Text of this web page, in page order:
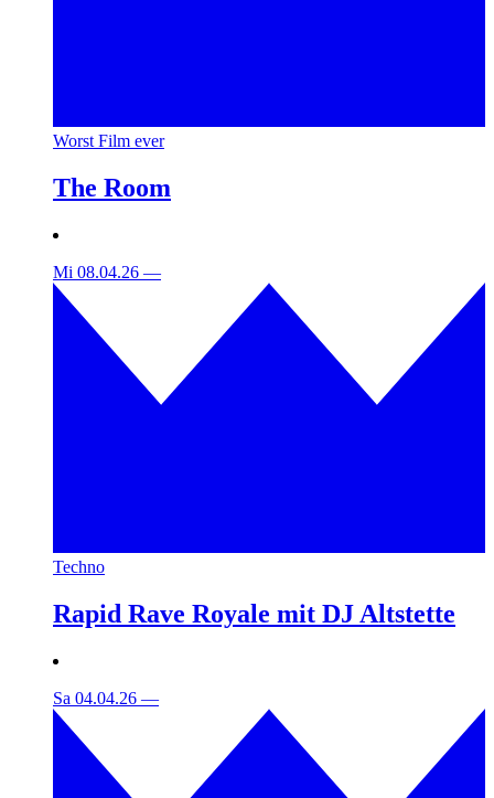
Worst Film ever
The Room
Mi 08.04.26 —
Techno
Rapid Rave Royale mit DJ Altstette
Sa 04.04.26 —